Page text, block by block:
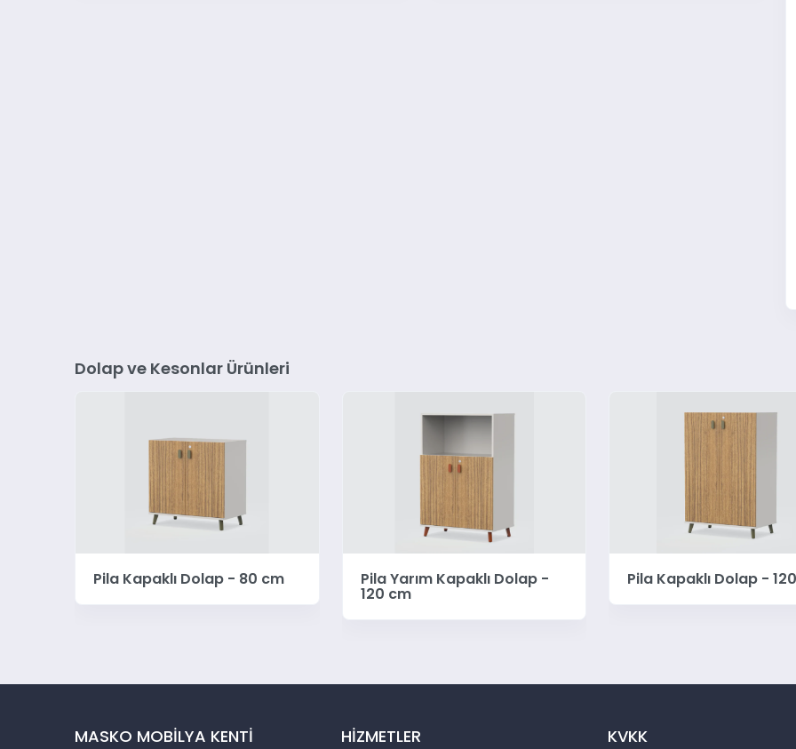
Dolap ve Kesonlar Ürünleri
Pila Kapaklı Dolap - 80 cm Pila Yarım Kapaklı Dolap -
120 cm
Pila Kapaklı Dolap -
MASKO MOBİLYA KENTİ HİZMETLER KVKK